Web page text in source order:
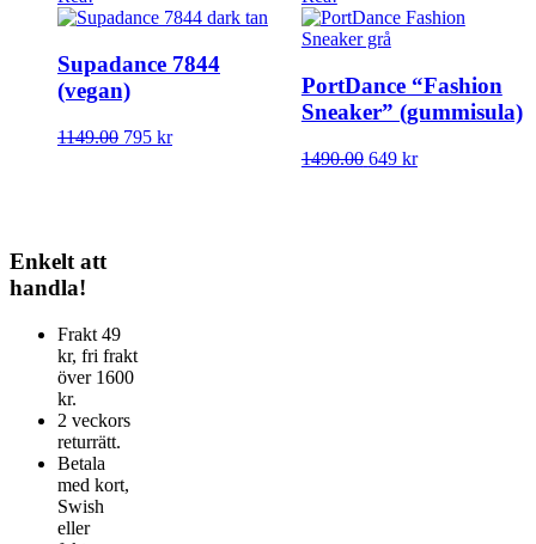
De
olika
kan
väljas
på
Supadance 7844
(vegan)
1149.00 795 krDen
PortDance “Fashion
Sneaker” (gummisula)
1490.00 649 krDen
Enkelt att
handla!
Frakt 49
kr, fri frakt
över 1600
kr.
2 veckors
returrätt.
Betala
med kort,
Swish
eller